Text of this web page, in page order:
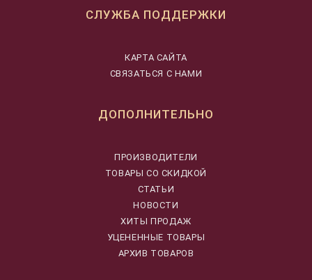
СЛУЖБА ПОДДЕРЖКИ
КАРТА САЙТА
СВЯЗАТЬСЯ С НАМИ
ДОПОЛНИТЕЛЬНО
ПРОИЗВОДИТЕЛИ
ТОВАРЫ СО СКИДКОЙ
СТАТЬИ
НОВОСТИ
ХИТЫ ПРОДАЖ
УЦЕНЕННЫЕ ТОВАРЫ
АРХИВ ТОВАРОВ